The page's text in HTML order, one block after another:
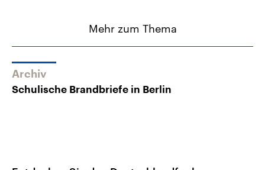
Mehr zum Thema
Archiv
Schulische Brandbriefe in Berlin